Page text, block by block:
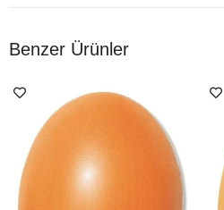
Benzer Ürünler